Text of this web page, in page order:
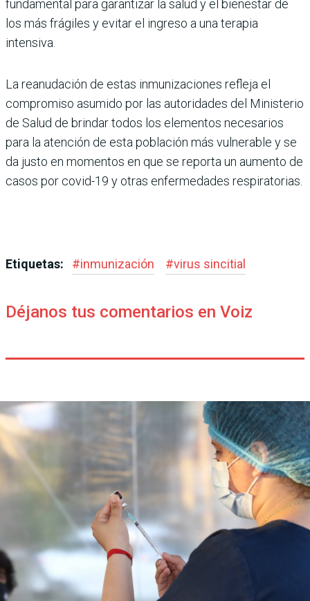
fundamental para garantizar la salud y el bienestar de
los más frágiles y evitar el ingreso a una terapia
intensiva.
La reanudación de estas inmunizaciones refleja el
compromiso asumido por las autoridades del Ministerio
de Salud de brindar todos los elementos necesarios
para la atención de esta población más vulnerable y se
da justo en momentos en que se reporta un aumento de
casos por covid-19 y otras enfermedades respiratorias.
Etiquetas: #inmunización #virus sincitial
Déjanos tus comentarios en Voiz